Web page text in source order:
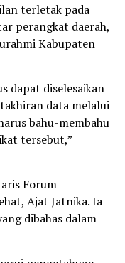
terletak pada
perangkat daerah,
Kabupaten
dapat diselesaikan
data melalui
bahu-membahu
tersebut,”
Forum
Ajat Jatnika. Ia
dibahas dalam